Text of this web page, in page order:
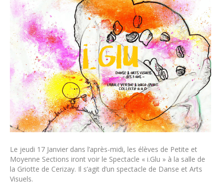
Le jeudi 17 Janvier dans l’après-midi, les élèves de Petite et
Moyenne Sections iront voir le Spectacle « i.Glu » à la salle de
la Griotte de Cerizay. Il s’agit d’un spectacle de Danse et Arts
Visuels.